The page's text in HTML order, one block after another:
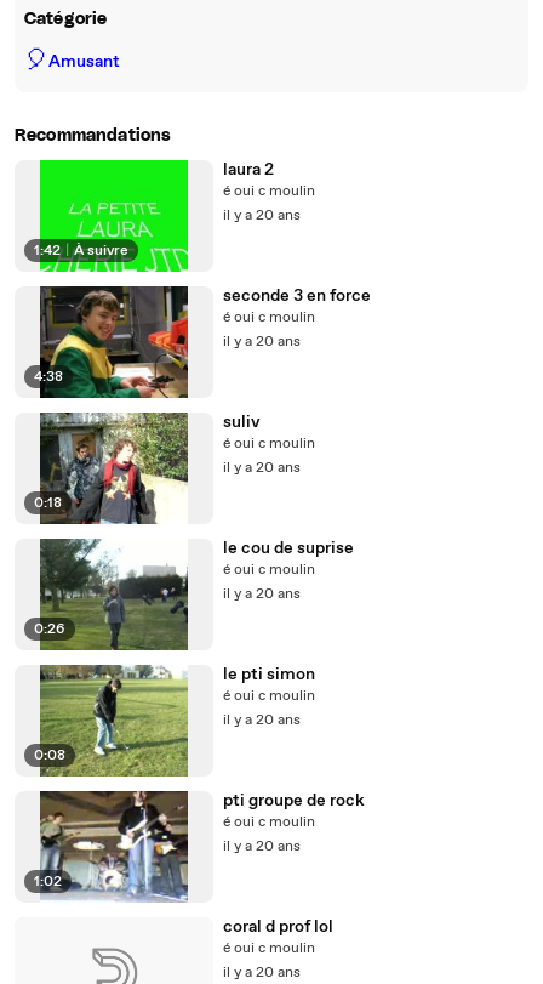
Catégorie
🎈Amusant
Recommandations
1:42 À suivre
laura 2
é oui c moulin
il y a 20 ans
4:38
seconde 3 en force
é oui c moulin
il y a 20 ans
0:18
suliv
é oui c moulin
il y a 20 ans
0:26
le cou de suprise
é oui c moulin
il y a 20 ans
0:08
le pti simon
é oui c moulin
il y a 20 ans
1:02
pti groupe de rock
é oui c moulin
il y a 20 ans
coral d prof lol
é oui c moulin
il y a 20 ans